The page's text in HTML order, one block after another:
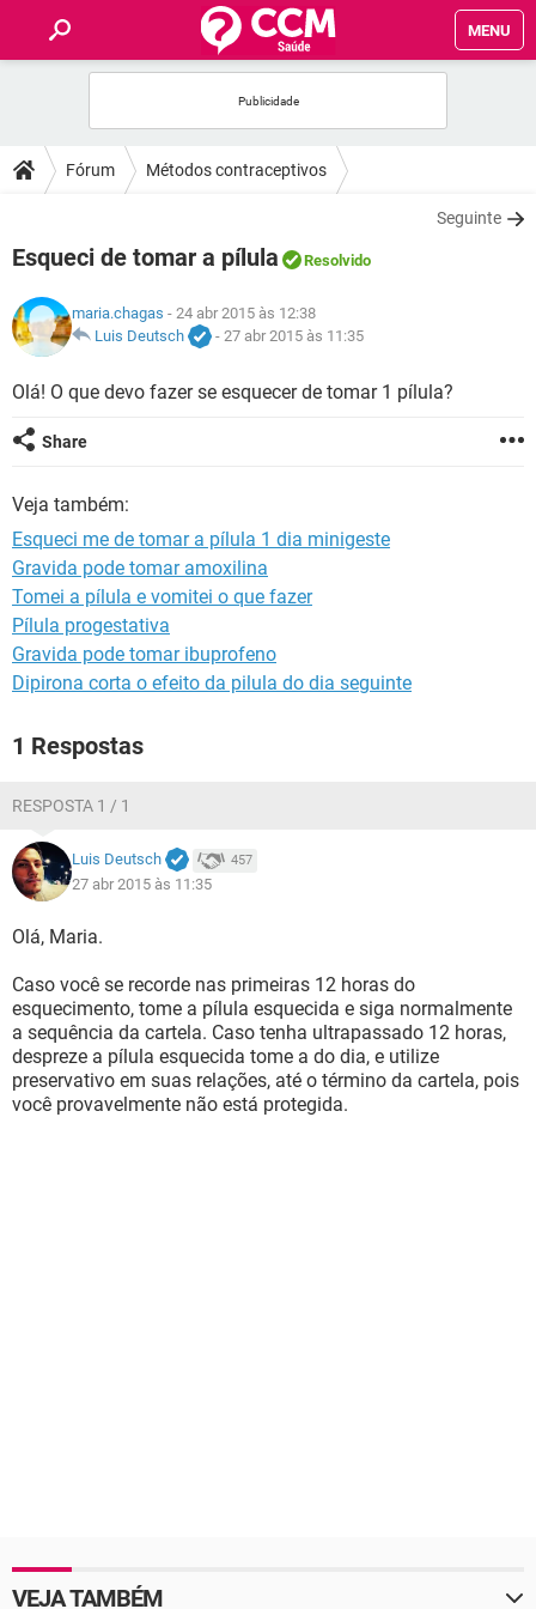
MENU
FÓRUM
FAMÍLIA
NUTRIÇÃO
BEM-ESTAR
SEXUALIDADE
GLOSSÁRIO
Fórum Métodos contraceptivos
Seguinte
Esqueci de tomar a pílula Resolvido
maria.chagas - 24 abr 2015 às 12:38
Luis Deutsch
- 27 abr 2015 às 11:35
Olá! O que devo fazer se esquecer de tomar 1 pílula?
Share
Veja também:
Esqueci me de tomar a pílula 1 dia minigeste
Gravida pode tomar amoxilina
Tomei a pílula e vomitei o que fazer
Pílula progestativa
Gravida pode tomar ibuprofeno
Dipirona corta o efeito da pilula do dia seguinte
1 Respostas
RESPOSTA 1 / 1
Luis Deutsch 457
27 abr 2015 às 11:35
Olá, Maria.
Caso você se recorde nas primeiras 12 horas do
esquecimento, tome a pílula esquecida e siga normalmente
a sequência da cartela. Caso tenha ultrapassado 12 horas,
despreze a pílula esquecida tome a do dia, e utilize
preservativo em suas relações, até o término da cartela, pois
você provavelmente não está protegida.
VEJA TAMBÉM